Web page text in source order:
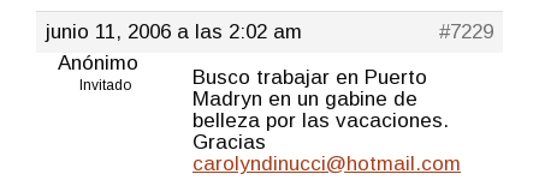
junio 11, 2006 a las 2:02 am
#7229
Anónimo
Invitado
Busco trabajar en Puerto
Madryn en un gabine de
belleza por las vacaciones.
Gracias
carolyndinucci@hotmail.com